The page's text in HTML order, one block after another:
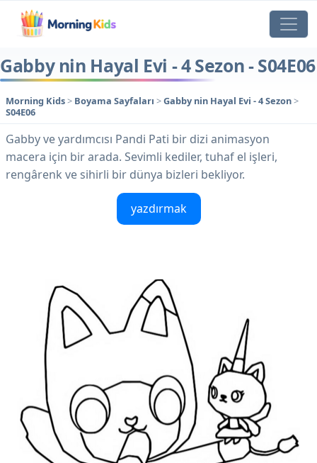
Gabby nin Hayal Evi - 4 Sezon - S04E06
Morning Kids> Boyama Sayfaları >Gabby nin Hayal Evi - 4 Sezon>
S04E06
Gabby ve yardımcısı Pandi Pati bir dizi animasyon
macera için bir arada. Sevimli kediler, tuhaf el işleri,
rengârenk ve sihirli bir dünya bizleri bekliyor.
yazdırmak